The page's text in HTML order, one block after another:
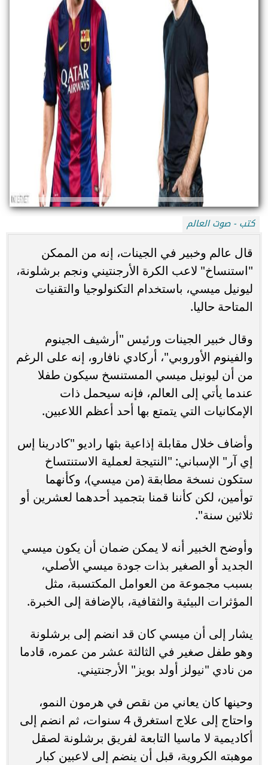
كتب - صوت العالم
قال عالم وخبير في الجينات، إنه من الممكن
"استنساخ" لاعب الكرة الأرجنتيني ونجم برشلونة،
ليونيل ميسي، باستخدام التكنولوجيا والتقنيات
المتاحة حاليا.
وقال خبير الجينات ورئيس "أرشيف الجينوم
والفينوم الأوروبي"، أركادي نافارو، إنه على الرغم
من أن ليونيل ميسي المستنسخ سيكون طفلا
عندما يأتي إلى العالم، فإنه سيحمل ذات
الإمكانيات التي يتمتع بها أحد أعظم اللاعبين.
وأضاف خلال مقابلة إذاعية بثها راديو "كادرينا إس
إي آر" الإسباني: "النتيجة لعملية الاستنتساخ
ستكون نسخة مطابقة (من ميسي)، وكأنهما
توأمين، لكن كأننا قمنا بتجميد أحدهما لعشرين أو
ثلاثين سنة".
وأوضح الخبير أنه لا يمكن ضمان أن يكون ميسي
الجديد أو الصغير بذات جودة ميسي الأصلي،
بسبب مجموعة من العوامل المكتسبة، مثل
المؤثرات البيئية والثقافية، بالإضافة إلى الخبرة.
يشار إلى أن ميسي كان قد انضم إلى برشلونة
وهو طفل صغير في الثالثة عشر من عمره، قادما
من نادي "نيولز أولد بويز" الأرجنتيني.
وحينها كان يعاني من نقص في هرمون النمو،
واحتاج إلى علاج استغرق 4 سنوات، ثم انضم إلى
أكاديمية لا ماسيا التابعة لفريق برشلونة لصقل
موهبته الكروية، قبل أن ينضم إلى لاعبين كبار